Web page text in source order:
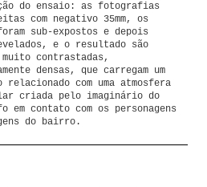
do ensaio: as fotografias
com negativo 35mm, os
sub-expostos e depois
e o resultado são
muito contrastadas,
densas, que carregam um
com uma atmosfera
criada pelo imaginário do
em contato com os personagens
do bairro.